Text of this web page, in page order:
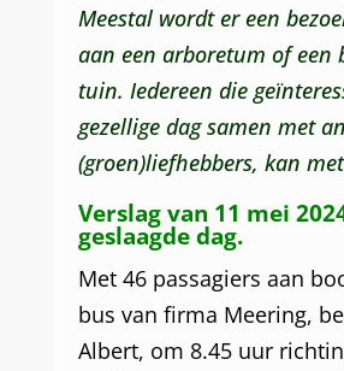
Meestal wordt er een
aan een arboretum of een
tuin. Iedereen die
gezellige dagsamen met
(groen)liefhebbers, kan
Verslag van 11 mei
geslaagde dag.
Met 46 passagiers aan
bus van firma Meering,
Albert, om 8.45 uur